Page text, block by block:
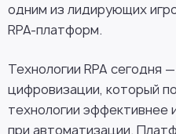
одним из лидирующих
RPA-платформ.
Технологии RPA сегодня
цифровизации, который
технологии эффективнее
при автоматизации.